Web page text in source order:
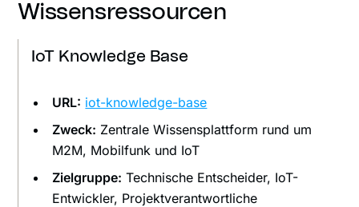
Wissensressourcen
IoT Knowledge Base
URL: iot-knowledge-base
Zweck: Zentrale Wissensplattform rund um
M2M, Mobilfunk und IoT
Zielgruppe: Technische Entscheider, IoT-
Entwickler, Projektverantwortliche